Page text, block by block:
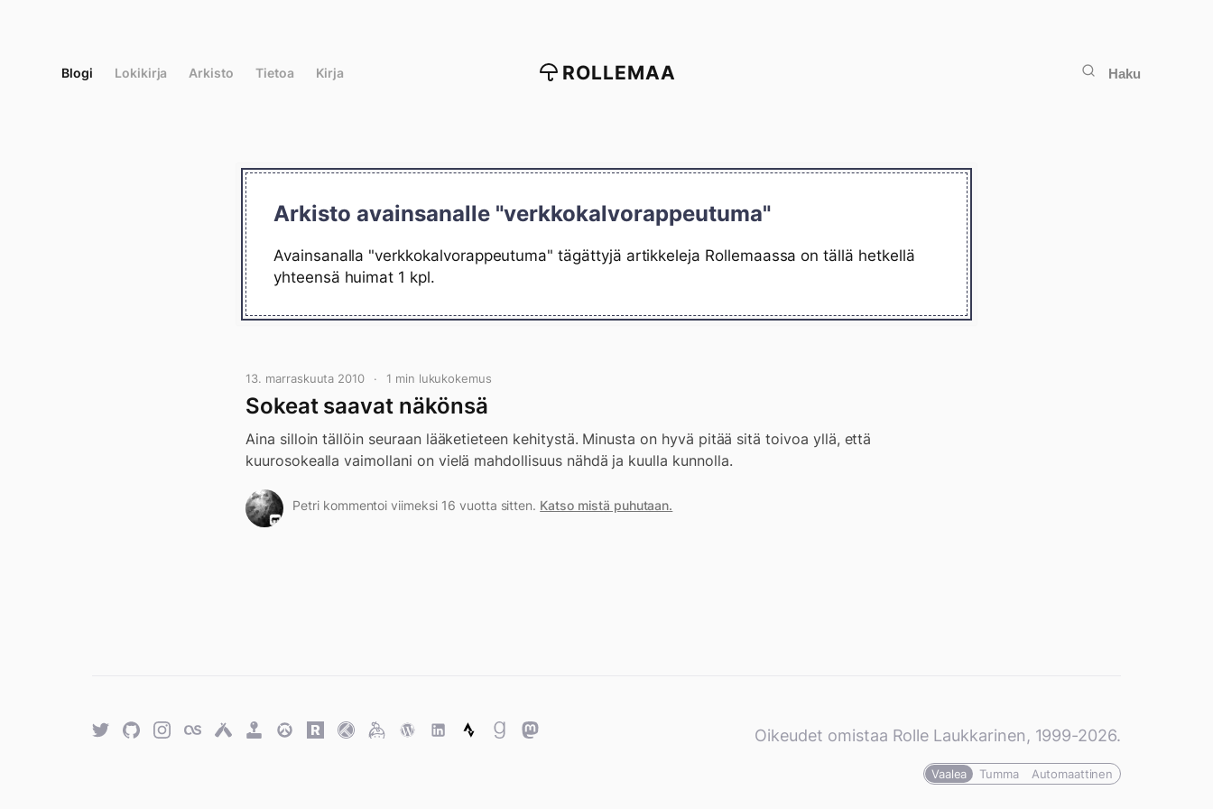
Blogi Lokikirja Arkisto Tietoa Kirja ROLLEMAA Haku
Arkisto avainsanalle "verkkokalvorappeutuma"
Avainsanalla "verkkokalvorappeutuma" tägättyjä artikkeleja Rollemaassa on tällä hetkellä
yhteensä huimat 1 kpl.
13. marraskuuta 2010 1 min lukukokemus
Sokeat saavat näkönsä
Aina silloin tällöin seuraan lääketieteen kehitystä. Minusta on hyvä pitää sitä toivoa yllä, että
kuurosokealla vaimollani on vielä mahdollisuus nähdä ja kuulla kunnolla.
Petri kommentoi viimeksi 16 vuotta sitten. Katso mistä puhutaan.
TwitterGitHubTwitterLast.fmUntappd
RetroOverwatch
Rawg.ioTraktKeybaseWordPress
WordPress
StravaGoodreads
Mastodon Oikeudet omistaa Rolle Laukkarinen, 1999-2026.
Vaalea Tumma Automaattinen